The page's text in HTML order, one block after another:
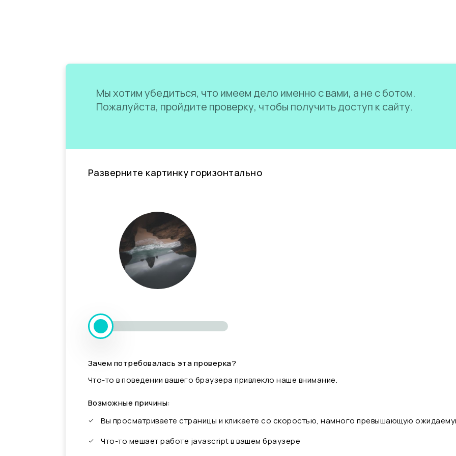
Мы хотим убедиться, что имеем дело именно с вами, а не с ботом.
Пожалуйста, пройдите проверку, чтобы получить доступ к сайту.
Разверните картинку горизонтально
Зачем потребовалась эта проверка?
Что-то в поведении вашего браузера привлекло наше внимание.
Возможные причины:
Вы просматриваете страницы и кликаете со скоростью, намного превышающую
Что-то мешает работе javascript в вашем браузере